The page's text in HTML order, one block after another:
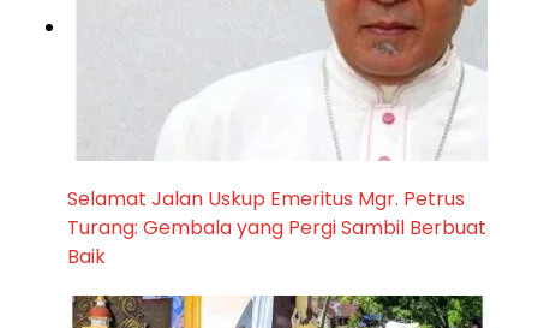
Selamat Jalan Uskup Emeritus Mgr. Petrus
Turang: Gembala yang Pergi Sambil Berbuat
Baik